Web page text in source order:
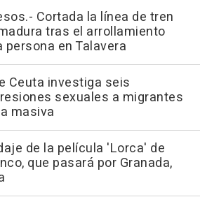
Cortada la línea de tren
tras el arrollamiento
persona en Talavera
Ceuta investiga seis
sexuales a migrantes
masiva
de la película 'Lorca' de
que pasará por Granada,